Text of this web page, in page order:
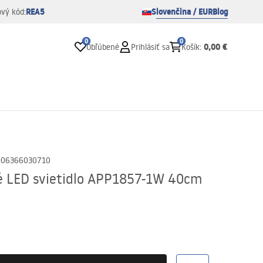
kód:REA5 Slovenčina / EURBlog
0
Obľúbené Prihlásiť sa
0
Košík: 0,00 €
svietidlo APP1857-1W 40cm